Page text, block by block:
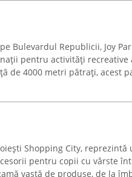
Bulevardul Republicii, Joy
pentru activități recreative
de 4000 metri pătrați, acest
Shopping City, reprezintă
pentru copii cu vârste
vastă de produse, de la